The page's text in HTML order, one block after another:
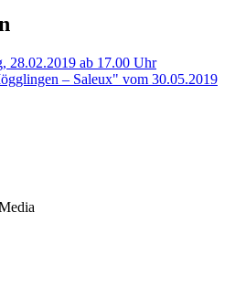
28.02.2019 ab 17.00 Uhr
– Saleux" vom 30.05.2019